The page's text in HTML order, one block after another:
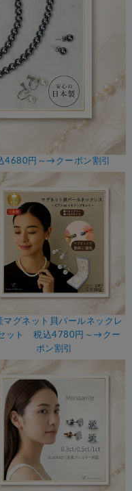
4680円～→クーポン割引
マグネット貝パールネックレ
ット 税込4780円～→クー
ポン割引